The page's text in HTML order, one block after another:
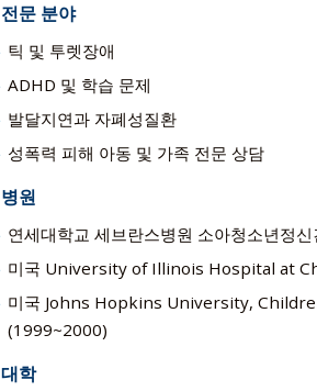
전문 분야
틱 및 투렛장애
ADHD 및 학습 문제
발달지연과 자폐성질환
성폭력 피해 아동 및 가족 전문 상담
병원
연세대학교 세브란스병원 소아청소년정
미국 University of Illinois Hospital at
미국 Johns Hopkins University,
(1999~2000)
대학